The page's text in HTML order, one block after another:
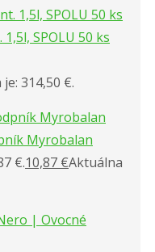
1,5l, SPOLU 50 ks
314,50 €.
Myrobalan
€.10,87 €Aktuálna